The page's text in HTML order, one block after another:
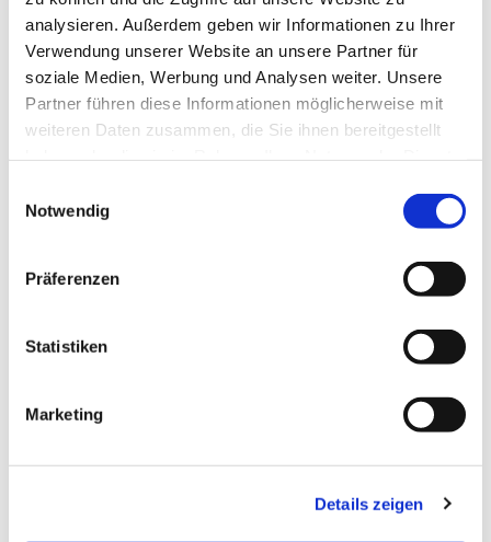
analysieren. Außerdem geben wir Informationen zu Ihrer
Verwendung unserer Website an unsere Partner für
soziale Medien, Werbung und Analysen weiter. Unsere
Partner führen diese Informationen möglicherweise mit
weiteren Daten zusammen, die Sie ihnen bereitgestellt
Notwendig
Präferenzen
Statistiken
Marketing
Details zeigen
Dies könnte Sie auch